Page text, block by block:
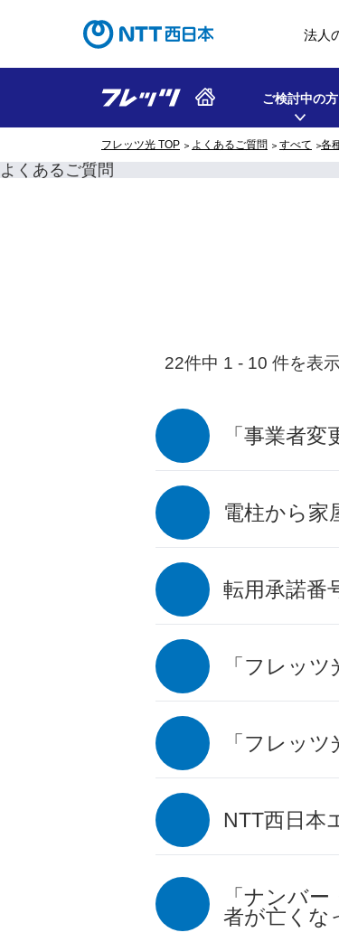
法人
ご検討中の方
フレッツ光 TOP よくあるご質問 すべて 各
よくあるご質問
22件中 1 - 10 件を表
「事業者
電柱から家
転用承諾番
「フレッ
「フレッ
NTT西日本
「ナンバ
者が亡くな